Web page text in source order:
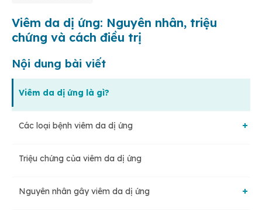
Thuận Mỹ
Viêm da dị ứng: Nguyên nhân, triệu
chứng và cách điều trị
Nội dung bài viết
Viêm da dị ứng là gì?
Các loại bệnh viêm da dị ứng
Bệnh viêm da dị ứng thời tiết
Triệu chứng của viêm da dị ứng
Nguyên nhân gây viêm da dị ứng